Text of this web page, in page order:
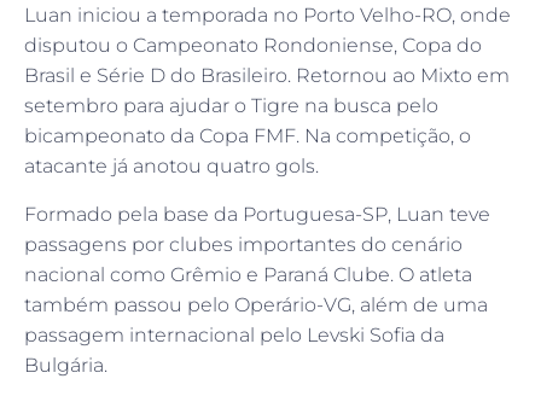
Luan iniciou a temporada no Porto Velho-RO, onde
disputou o Campeonato Rondoniense, Copa do
Brasil e Série D do Brasileiro. Retornou ao Mixto em
setembro para ajudar o Tigre na busca pelo
bicampeonato da Copa FMF. Na competição, o
atacante já anotou quatro gols.
Formado pela base da Portuguesa-SP, Luan teve
passagens por clubes importantes do cenário
nacional como Grêmio e Paraná Clube. O atleta
também passou pelo Operário-VG, além de uma
passagem internacional pelo Levski Sofia da
Bulgária.